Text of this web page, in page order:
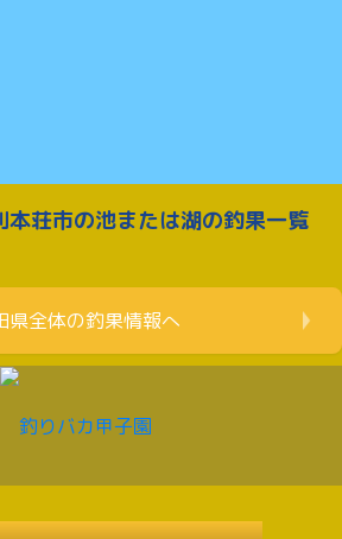
荘市の池または湖の釣果一覧
県全体の釣果情報へ